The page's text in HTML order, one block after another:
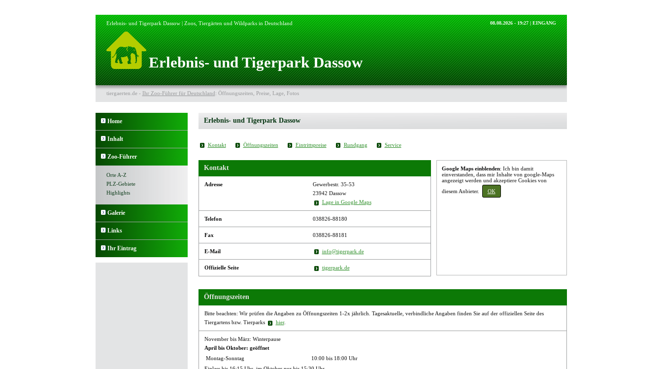
Erlebnis- und Tigerpark Dassow | Zoos, Tiergärten und Wildparks in Deutschland
Erlebnis- und Tigerpark Dassow
08.08.2026 - 19:27 |EINGANG
tiergaerten.de - Ihr Zoo-Führer für Deutschland: Öffnungszeiten, Preise, Lage, Fotos
Home
Inhalt
Zoo-Führer
Orte A-Z
PLZ-Gebiete
Highlights
Galerie
Links
Ihr Eintrag
Erlebnis- und Tigerpark Dassow
Kontakt Öffnungszeiten Eintrittspreise Rundgang Service
Google Maps einblenden: Ich bin damit
einverstanden, dass mir Inhalte von google-Maps
angezeigt werden und akzeptiere Cookies von
diesem Anbieter.
OK
Kontakt
Adresse
Gewerbestr. 35-53
23942 Dassow
Lage in Google Maps
Telefon 038826-88180
Fax 038826-88181
E-Mail info@tigerpark.de
Offizielle Seite tigerpark.de
Öffnungszeiten
Bitte beachten: Wir prüfen die Angaben zu Öffnungszeiten 1-2x jährlich. Tagesaktuelle, verbindliche Angaben finden Sie auf der offiziellen Seite des
Tiergartens bzw. Tierparks
hier.
November bis März: Winterpause
April bis Oktober: geöffnet
Montag-Sonntag
10:00 bis 18:00 Uhr